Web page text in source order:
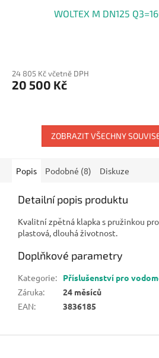
WOLTEX M DN125
24 805 Kč včetně DPH
20 500 Kč
ZOBRAZIT VŠECHNY
Popis Podobné (8) Diskuze
Detailní popis produktu
Kvalitní zpětná klapka s pružinkou
plastová, dlouhá životnost.
Doplňkové parametry
Kategorie:
Příslušenství pro
Záruka:
24 měsíců
EAN: 3836185